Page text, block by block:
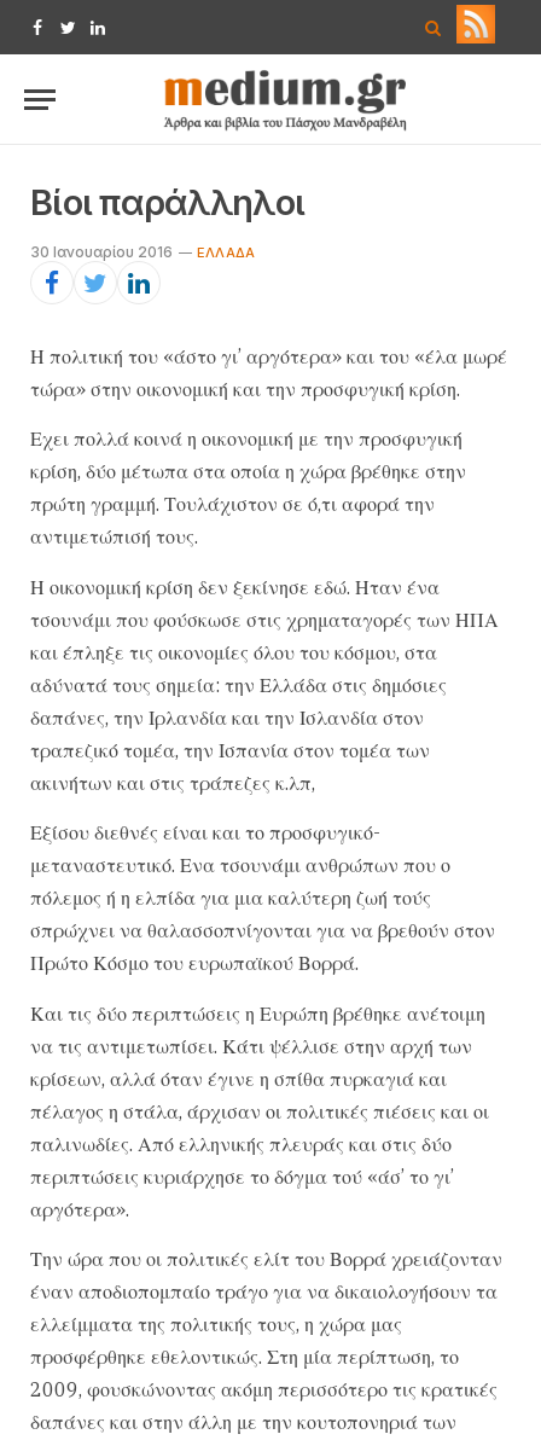
Facebook
TwitterLinkedIn
Βίοι παράλληλοι
30 Ιανουαρίου 2016 ΕΛΛΆΔΑ
Η πολιτική του «άστο γι’ αργότερα» και του «έλα μωρέ
τώρα» στην οικονομική και την προσφυγική κρίση.
Εχει πολλά κοινά η οικονομική με την προσφυγική
κρίση, δύο μέτωπα στα οποία η χώρα βρέθηκε στην
πρώτη γραμμή. Τουλάχιστον σε ό,τι αφορά την
αντιμετώπισή τους.
Η οικονομική κρίση δεν ξεκίνησε εδώ. Ηταν ένα
τσουνάμι που φούσκωσε στις χρηματαγορές των ΗΠΑ
και έπληξε τις οικονομίες όλου του κόσμου, στα
αδύνατά τους σημεία: την Ελλάδα στις δημόσιες
δαπάνες, την Ιρλανδία και την Ισλανδία στον
τραπεζικό τομέα, την Ισπανία στον τομέα των
ακινήτων και στις τράπεζες κ.λπ,
Εξίσου διεθνές είναι και το προσφυγικό-
μεταναστευτικό. Ενα τσουνάμι ανθρώπων που ο
πόλεμος ή η ελπίδα για μια καλύτερη ζωή τούς
σπρώχνει να θαλασσοπνίγονται για να βρεθούν στον
Πρώτο Κόσμο του ευρωπαϊκού Βορρά.
Και τις δύο περιπτώσεις η Ευρώπη βρέθηκε ανέτοιμη
να τις αντιμετωπίσει. Κάτι ψέλλισε στην αρχή των
κρίσεων, αλλά όταν έγινε η σπίθα πυρκαγιά και
πέλαγος η στάλα, άρχισαν οι πολιτικές πιέσεις και οι
παλινωδίες. Από ελληνικής πλευράς και στις δύο
περιπτώσεις κυριάρχησε το δόγμα τού «άσ’ το γι’
αργότερα».
Την ώρα που οι πολιτικές ελίτ του Βορρά χρειάζονταν
έναν αποδιοπομπαίο τράγο για να δικαιολογήσουν τα
ελλείμματα της πολιτικής τους, η χώρα μας
προσφέρθηκε εθελοντικώς. Στη μία περίπτωση, το
2009, φουσκώνοντας ακόμη περισσότερο τις κρατικές
δαπάνες και στην άλλη με την κουτοπονηριά των